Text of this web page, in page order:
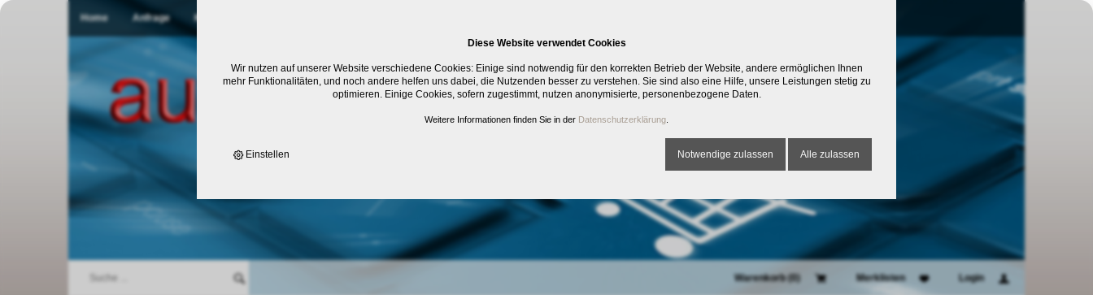
Home Anfrage Kontakt
Warenkorb (0 Merklisten Login
Diese Website verwendet Cookies
Wir nutzen auf unserer Website verschiedene Cookies: Einige sind notwendig für den korrekten Betrieb der Website, andere ermöglichen Ihnen
mehr Funktionalitäten, und noch andere helfen uns dabei, die Nutzenden besser zu verstehen. Sie sind also eine Hilfe, unsere Leistungen stetig zu
optimieren. Einige Cookies, sofern zugestimmt, nutzen anonymisierte, personenbezogene Daten.
Weitere Informationen finden Sie in der Datenschutzerklärung
Einstellen Notwendige zulassen Alle zulassen